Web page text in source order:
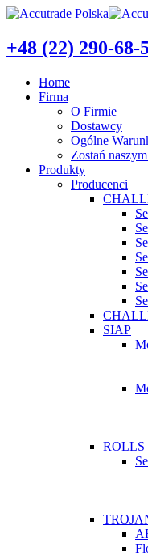
+48 (22) 290-68-
Home
Firma
O Firmie
Dostawcy
Ogólne
Zostań
Produkty
Producenci
SIAP
ROLLS